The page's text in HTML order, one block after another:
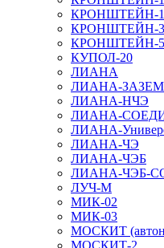
КРОНШТЕЙН-
КРОНШТЕЙН-
КРОНШТЕЙН-
КУПОЛ-20
ЛИАНА
ЛИАНА-
ЛИАНА-НЧЭ
ЛИАНА-
ЛИАНА-
ЛИАНА-ЧЭ
ЛИАНА-ЧЭБ
ЛИАНА-ЧЭБ-
ЛУЧ-М
МИК-02
МИК-03
МОСКИТ
МОСКИТ-2